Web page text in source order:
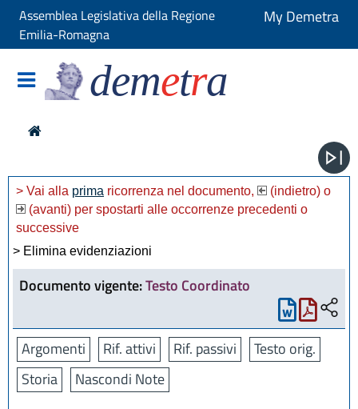
Assemblea Legislativa della Regione
Emilia-Romagna
My Demetra
demetra
> Vai alla prima ricorrenza nel documento,
(indietro) o
(avanti) per spostarti alle occorrenze precedenti o
successive
> Elimina evidenziazioni
Documento vigente:Testo Coordinato
Argomenti Rif. attivi Rif. passivi
Testo orig.
Storia
Nascondi Note